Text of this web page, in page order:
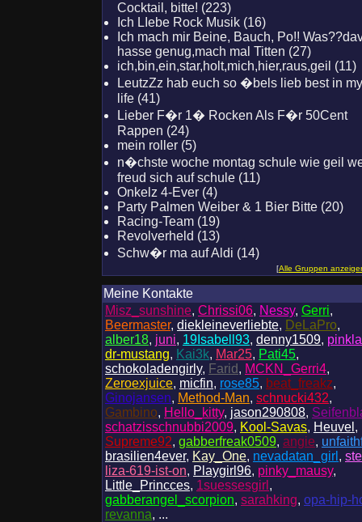
Cocktail, bitte! (223)
Ich LIebe Rock Musik (16)
Ich mach mir Beine, Bauch, Po!!
hasse genug,mach mal Titten (27)
ich,bin,ein,star,holt,mich,hier,raus,geil (11)
LeutzZz hab euch so �bels lieb best in my
life (41)
Lieber F�r 1� Rocken Als F�r 50Cent
Rappen (24)
mein roller (5)
n�chste woche montag schule wie geil
freud sich auf schule (11)
Onkelz 4-Ever (4)
Party Palmen Weiber & 1 Bier Bitte (20)
Racing-Team (19)
Revolverheld (13)
Schw�r ma auf Aldi (14)
[Alle Gruppen
Meine Kontakte
Misz_sunshine, Chrissi06, Nessy, Gerri,
Beermaster, diekleineverliebte, DeLaPro,
alber18, juni, 19Isabell93, denny1509,
dr-mustang, Kai3k, Mar25, Pati45,
schokoladengirly, Farid, MCKN_Gerri4,
Zeroexjuice, micfin, rose85, beat_freakz,
Ginojansen, Method-Man, schnucki432,
Gambino, Hello_kitty, jason290808,
schatzisschnubbi2009, Kool-Savas, Heuvel ,
Supreme92, gabberfreak0509, angie,
brasilien4ever, Kay_One, nevadatan_girl ,
liza-619-ist-on, Playgirl96, pinky_mausy,
Little_Princces, 1suessesgirl ,
gabberangel_scorpion, sarahking, opa-hip-
revanna, ...